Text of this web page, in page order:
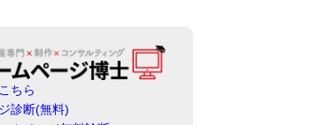
ちら
診断(無料)